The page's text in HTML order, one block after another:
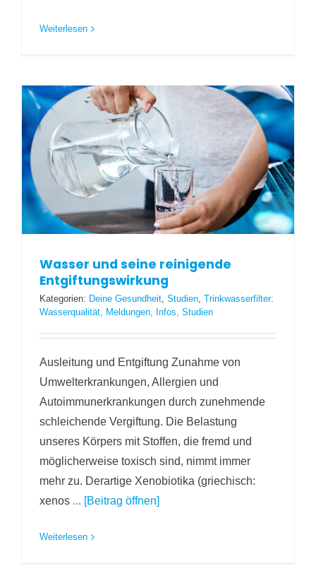
Weiterlesen
Wasser und seine reinigende
Entgiftungswirkung
Kategorien: Deine Gesundheit, Studien, Trinkwasserfilter:
Wasserqualität, Meldungen, Infos, Studien
Ausleitung und Entgiftung Zunahme von
Umwelterkrankungen, Allergien und
Autoimmunerkrankungen durch zunehmende
schleichende Vergiftung. Die Belastung
unseres Körpers mit Stoffen, die fremd und
möglicherweise toxisch sind, nimmt immer
mehr zu. Derartige Xenobiotika (griechisch:
xenos ... [Beitrag öffnen]
Weiterlesen